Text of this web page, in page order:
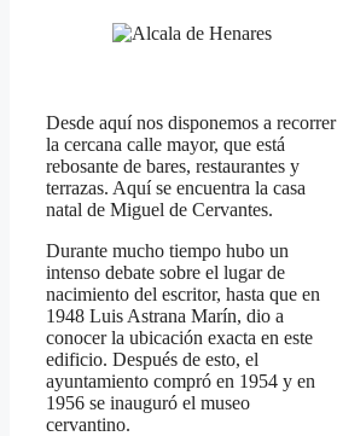
Desde aquí nos disponemos a recorrer
la cercana calle mayor, que está
rebosante de bares, restaurantes y
terrazas. Aquí se encuentra la casa
natal de Miguel de Cervantes.
Durante mucho tiempo hubo un
intenso debate sobre el lugar de
nacimiento del escritor, hasta que en
1948 Luis Astrana Marín, dio a
conocer la ubicación exacta en este
edificio. Después de esto, el
ayuntamiento compró en 1954 y en
1956 se inauguró el museo
cervantino.